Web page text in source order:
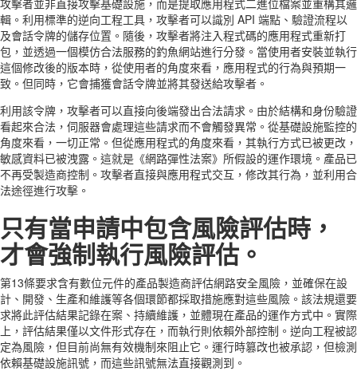
攻擊者並非直接攻擊基礎設施，而是提取應用程式二進位檔案並重構其邏
輯。利用標準的逆向工程工具，攻擊者可以識別 API 端點、驗證流程以
及會話令牌的儲存位置。隨後，攻擊者將注入程式碼的應用程式重新打
包，並透過一個模仿合法服務的釣魚網站進行分發。當使用者安裝並執行
這個修改後的版本時，從使用者的角度來看，應用程式的行為與預期一
致。但同時，它會捕獲會話令牌並將其發送給攻擊者。
利用該令牌，攻擊者可以直接向後端發出合法請求。由於結構和身份驗證
看起來合法，伺服器會處理這些請求而不會觸發異常。從基礎設施監控的
角度來看，一切正常。但從應用程式的角度來看，其執行方式已被更改，
敏感資料已被洩露。這就是《網路彈性法案》所假設的運作環境。產品已
不再受製造商控制。攻擊者直接與應用程式交互，修改其行為，並利用合
法途徑進行攻擊。
只有當申請中包含風險評估時，
才會強制執行風險評估。
第13條要求含有數位元件的產品製造商評估網路安全風險，並確保在設
計、開發、生產和維護等各個環節都採取措施應對這些風險。該法規還要
求將此評估結果記錄在案、持續維護，並體現在產品的運作方式中。實際
上，評估結果僅以文件形式存在，而執行則依賴外部控制。逆向工程被認
定為風險，但目前尚無有效機制來阻止它。運行時篡改也被承認，但檢測
依賴基礎設施訊號，而這些訊號無法直接觀測到。